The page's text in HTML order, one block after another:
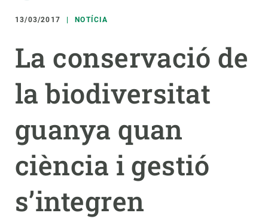
13/03/2017 NOTÍCIA
La conservació de
la biodiversitat
guanya quan
ciència i gestió
s’integren
Responsive
menu
RECERCA
CIÈNCIA EN ACCIÓ
PARTICIPA
NOTÍCIES I AGENDA